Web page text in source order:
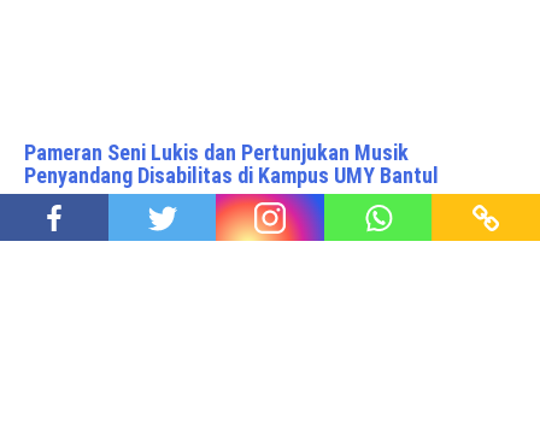
Pameran Seni Lukis dan Pertunjukan Musik
Penyandang Disabilitas di Kampus UMY Bantul